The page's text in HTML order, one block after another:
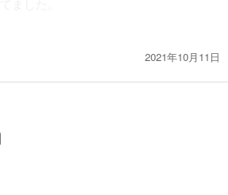
2021年10月11日